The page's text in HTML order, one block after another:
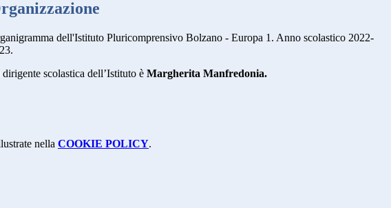
dell'Istituto Pluricomprensivo Bolzano - Europa 1. Anno scolastico 2022-
scolastica dell’Istituto è Margherita Manfredonia.
nella COOKIE POLICY.